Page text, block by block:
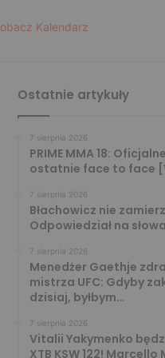
Kalendarz
Ostatnie artykuły
7 sierpnia 2026
PRIME MMA 18:
ostatnie face to face
7 sierpnia 2026
Błachowicz nie
Odpowiedział na
7 sierpnia 2026
Menedżer Gaethje
mistrza UFC: Gdyby
dzisiaj, byłbym…
7 sierpnia 2026
Vitalii Yakymenko
XTB KSW 122!